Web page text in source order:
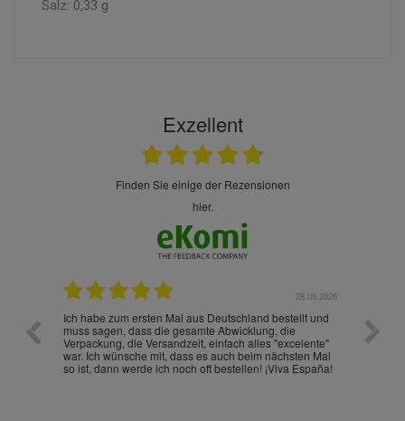
Salz: 0,33 g
Exzellent
finden Sie einige der Rezensionen
hier.
28.05.2026
Ich habe zum ersten Mal aus Deutschland bestellt und
muss sagen, dass die gesamte Abwicklung, die
Verpackung, die Versandzeit, einfach alles "excelente"
war. Ich wünsche mit, dass es auch beim nächsten Mal
so ist, dann werde ich noch oft bestellen! ¡Viva España!
Die
gut
ist